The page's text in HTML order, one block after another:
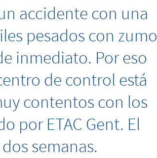
accidente con una
pesados con zumo
inmediato. Por eso
de control está
contentos con los
por ETAC Gent. El
semanas.